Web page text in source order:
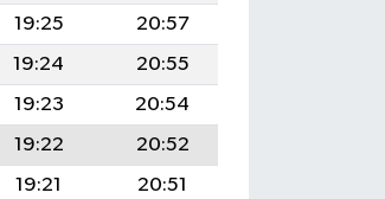
19:25
20:57
19:24
20:55
19:23
20:54
19:22
20:52
19:21
20:51